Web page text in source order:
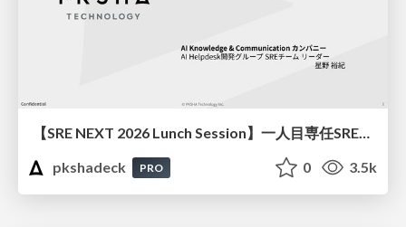
pkshadeck
PRO 0 3.5k